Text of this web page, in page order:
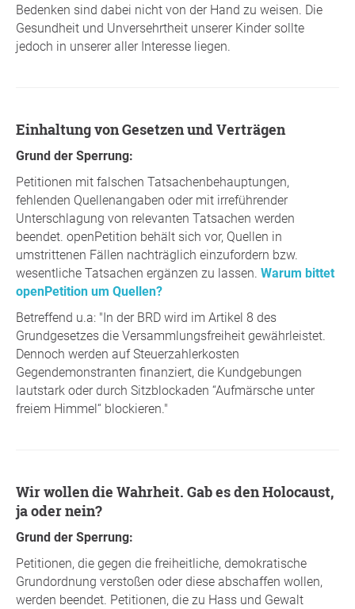
Bedenken sind dabei nicht von der Hand zu weisen. Die
Gesundheit und Unversehrtheit unserer Kinder sollte
jedoch in unserer aller Interesse liegen.
Einhaltung von Gesetzen und Verträgen
Grund der Sperrung:
Petitionen mit falschen Tatsachenbehauptungen,
fehlenden Quellenangaben oder mit irreführender
Unterschlagung von relevanten Tatsachen werden
beendet. openPetition behält sich vor, Quellen in
umstrittenen Fällen nachträglich einzufordern bzw.
wesentliche Tatsachen ergänzen zu lassen. Warum bittet
openPetition um Quellen?
Betreffend u.a: "In der BRD wird im Artikel 8 des
Grundgesetzes die Versammlungsfreiheit gewährleistet.
Dennoch werden auf Steuerzahlerkosten
Gegendemonstranten finanziert, die Kundgebungen
lautstark oder durch Sitzblockaden “Aufmärsche unter
freiem Himmel“ blockieren."
Wir wollen die Wahrheit. Gab es den Holocaust,
ja oder nein?
Grund der Sperrung:
Petitionen, die gegen die freiheitliche, demokratische
Grundordnung verstoßen oder diese abschaffen wollen,
werden beendet. Petitionen, die zu Hass und Gewalt